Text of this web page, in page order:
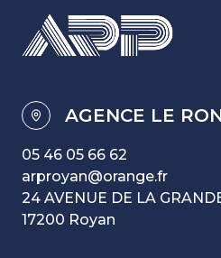
AGENCE LE
05 46 05 66 62
arproyan@orange.fr
24 AVENUE DE LA
17200 Royan